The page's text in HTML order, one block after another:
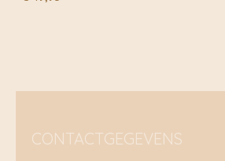
CONTACTGEGEVENS